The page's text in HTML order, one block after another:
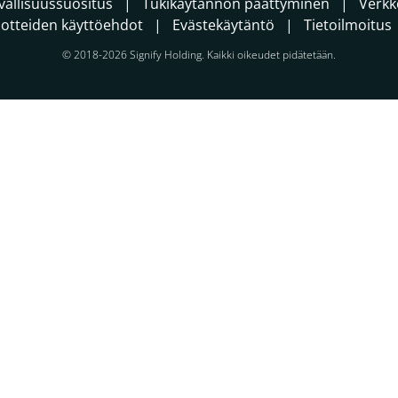
käyttöehdot
Evästekäytäntö Tietoilmoitus
© 2018-2026 Signify Holding. Kaikki oikeudet pidätetään.